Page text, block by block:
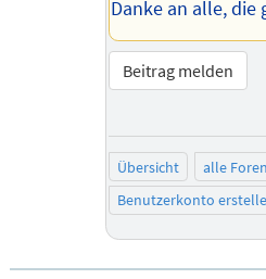
Danke an alle, die
Beitrag melden
Übersicht alle Foren
Benutzerkonto